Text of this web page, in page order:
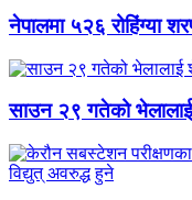
नेपालमा ५२६ रोहिंग्या
साउन २९ गतेको भेलालाई